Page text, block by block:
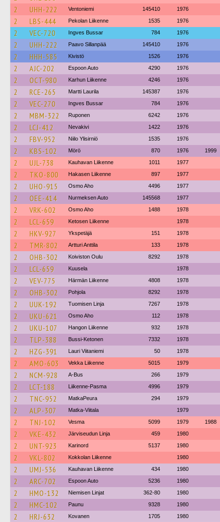
2
UHH-222 Ventoniemi 145410 1976
2 LBS-444 Pekolan Liikenne 1535 1976
2 VEC-720 Ingves Bussar 784 1976
2 UHH-222 Paavo Sillanpää 145410 1976
2 HHH-585 Kivistö 1526 1976
2 AJC-202 Espoon Auto 4290 1976
2 OCT-980 Karhun Liikenne 4246 1976
2 RCE-265 Martti Laurila 145387 1976
2 VEC-270 Ingves Bussar 784 1976
2 MBM-322 Ruponen 6242 1976
2 LCJ-412 Nevakivi 1422 1976
2 FBV-952 Niilo Ylisirniö 1535 1976
2 KBS-102 Mörö 870 1976 1999
2 UJL-738 Kauhavan Liikenne 1011 1977
2 TKO-800 Hakasen Liikenne 897 1977
2 UHO-915 Osmo Aho 4496 1977
2 OEE-414 Nurmeksen Auto 145568 1977
2 VRK-602 Osmo Aho 1488 1978
2 LCL-659 Ketosen Liikenne 1978
2 HKV-927 Ykspetäjä 151 1978
2 TMR-802 Artturi Anttila 133 1978
2 OHB-302 Koiviston Oulu 8292 1978
2 LCL-659 Kuusela 1978
2 VEV-775 Härmän Liikenne 4808 1978
2 OHB-302 Pohjola 8292 1978
2 UUK-192 Tuomisen Linja 7267 1978
2 UKU-621 Osmo Aho 112 1978
2 UKU-107 Hangon Liikenne 932 1978
2 TLP-388 Bussi-Ketonen 7332 1978
2 HZG-391 Lauri Viitaniemi 50 1978
2 AMO-603 Vekka Liikenne 5015 1979
2 NCM-928 A-Bus 266 1979
2 LCT-188 Liikenne-Pasma 4996 1979
2 TNC-952 MatkaPeura 294 1979
2 ALP-307 Matka-Viitala 1979
2 TNJ-102 Vesma 5099 1979 1988
2 VKE-432 Järviseudun Linja 459 1980
2 UNT-923 Karinord 5137 1980
2 VKL-802 Kokkolan Liikenne 1980
2 UMJ-536 Kauhavan Liikenne 434 1980
2 ARC-702 Espoon Auto 5236 1980
2 HMO-132 Niemisen Linjat 362-80 1980
2 HMC-102 Paunu 9328 1980
2 HRJ-632 Kovanen 1705 1980